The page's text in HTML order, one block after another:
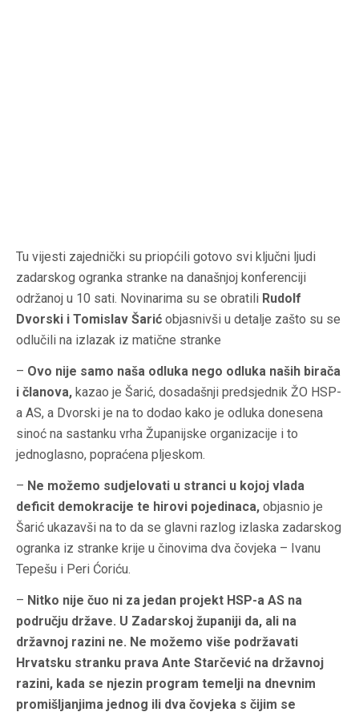
Tu vijesti zajednički su priopćili gotovo svi ključni ljudi
zadarskog ogranka stranke na današnjoj konferenciji
održanoj u 10 sati. Novinarima su se obratili Rudolf
Dvorski i Tomislav Šarić objasnivši u detalje zašto su se
odlučili na izlazak iz matične stranke
– Ovo nije samo naša odluka nego odluka naših birača
i članova, kazao je Šarić, dosadašnji predsjednik ŽO HSP-
a AS, a Dvorski je na to dodao kako je odluka donesena
sinoć na sastanku vrha Županijske organizacije i to
jednoglasno, popraćena pljeskom.
– Ne možemo sudjelovati u stranci u kojoj vlada
deficit demokracije te hirovi pojedinaca, objasnio je
Šarić ukazavši na to da se glavni razlog izlaska zadarskog
ogranka iz stranke krije u činovima dva čovjeka – Ivanu
Tepešu i Peri Ćoriću.
– Nitko nije čuo ni za jedan projekt HSP-a AS na
području države. U Zadarskoj županiji da, ali na
državnoj razini ne. Ne možemo više podržavati
Hrvatsku stranku prava Ante Starčević na državnoj
razini, kada se njezin program temelji na dnevnim
promišljanjima jednog ili dva čovjeka s čijim se